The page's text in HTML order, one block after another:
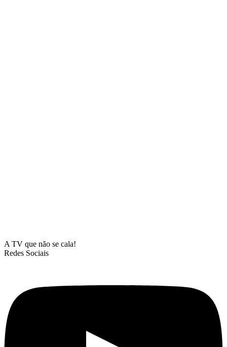
A TV que não se cala!
Redes Sociais